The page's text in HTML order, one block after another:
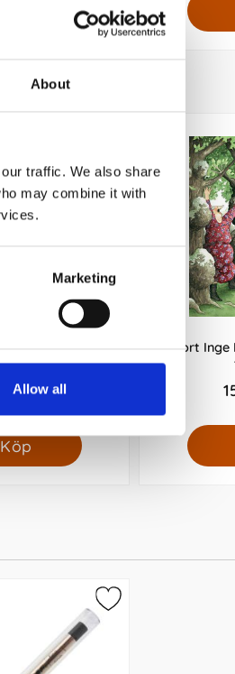
About
traffic. We also share
may combine it with
Marketing
Allow all
eller efter
kr/st
Köp
Vykort Inge